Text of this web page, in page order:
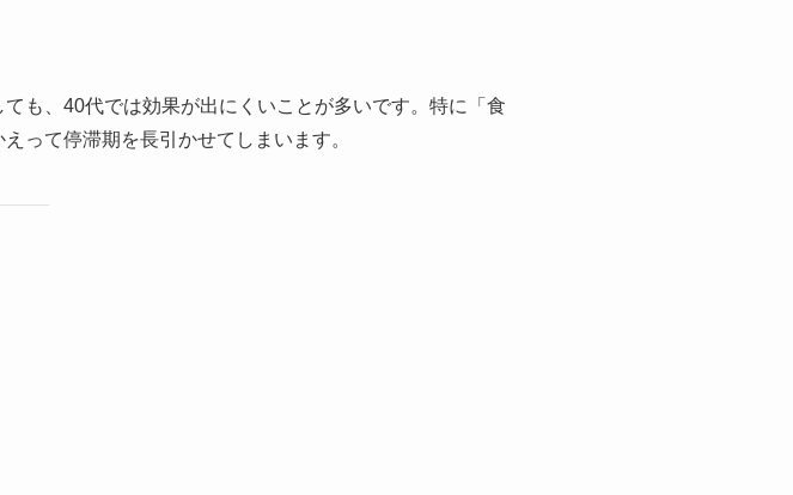
も、40代では効果が出にくいことが多いです。特に「食
って停滞期を長引かせてしまいます。